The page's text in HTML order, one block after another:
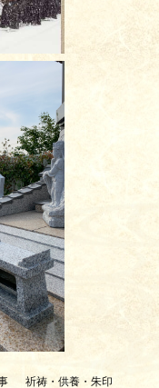
祈祷・供養・朱印